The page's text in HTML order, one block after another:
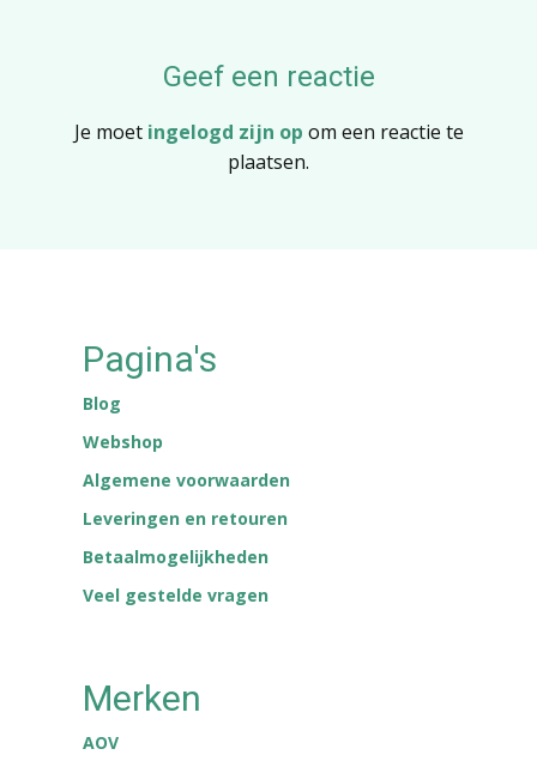
Geef een reactie
Je moet ingelogd zijn op om een reactie te
plaatsen.
Pagina's
Blog
Webshop
Algemene voorwaarden
Leveringen en retouren
Betaalmogelijkheden
Veel gestelde vragen
Merken
AOV